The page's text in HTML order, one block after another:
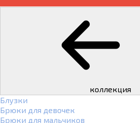
коллекция
Блузки
Брюки для девочек
Брюки для мальчиков